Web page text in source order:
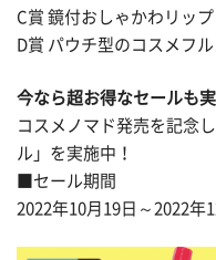
C賞 鏡付おしゃかわリッ
D賞 パウチ型のコスメフ
今なら超お得なセールも
コスメノマド発売を記念
ル」を実施中！
■セール期間
2022年10月19日～2022年